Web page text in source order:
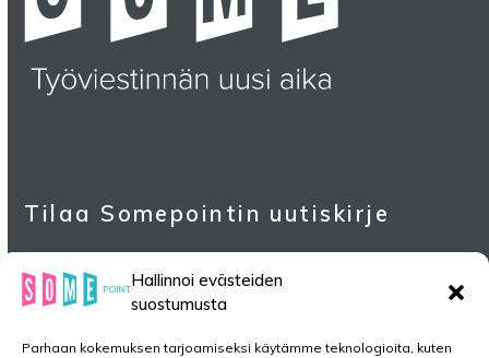
Hallinnoi evästeiden
suostumusta
Parhaan kokemuksen tarjoamiseksi käytämme teknologioita, kuten
Tilaa Somepointin uutiskirje